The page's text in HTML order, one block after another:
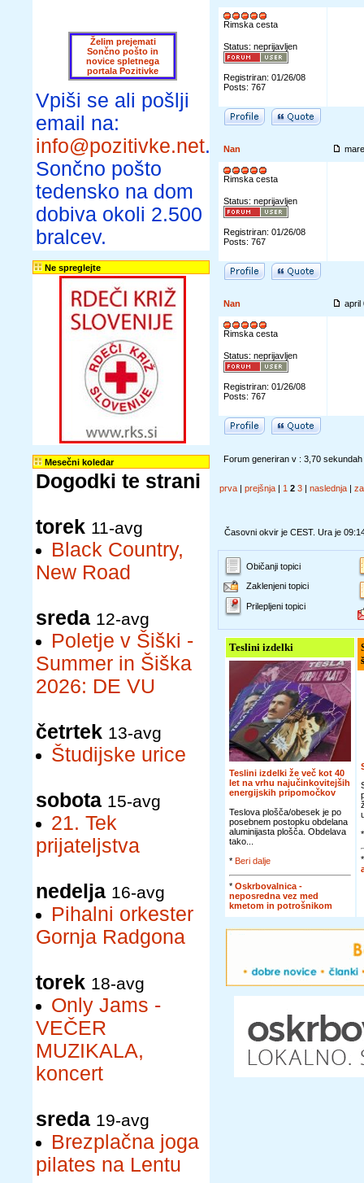
Želim prejemati
Sončno pošto in
novice spletnega
portala Pozitivke
Vpiši se ali pošlji
email na:
info@pozitivke.net.
Sončno pošto
tedensko na dom
dobiva okoli 2.500
bralcev.
Ne spreglejte
Mesečni koledar
Dogodki te strani
torek 11-avg
Black Country,
New Road
sreda 12-avg
Poletje v Šiški -
Summer in Šiška
2026: DE VU
četrtek 13-avg
Študijske urice
sobota 15-avg
21. Tek
prijateljstva
nedelja 16-avg
Pihalni orkester
Gornja Radgona
torek 18-avg
Only Jams -
VEČER
MUZIKALA,
koncert
sreda 19-avg
Brezplačna joga
pilates na Lentu
Rimska cesta
Status: neprijavljen
Registriran: 01/26/08
Posts: 767
Nan
Rimska cesta
Status: neprijavljen
Registriran: 01/26/08
Posts: 767
Nan
Rimska cesta
Status: neprijavljen
Registriran: 01/26/08
Posts: 767
Forum generiran v : 3,70 sekundah
prva | prejšnja | 1 2 3 | naslednja |
Časovni okvir je CEST. Ura je
Običanji topici
Zaklenjeni topici
Prilepljeni topici
Teslini izdelki
Teslini izdelki že več kot 40
let na vrhu najučinkovitejših
energijskih pripomočkov
Teslova plošča/obesek je po
posebnem postopku obdelana
aluminijasta plošča. Obdelava
tako...
* Beri dalje
* Oskrbovalnica -
neposredna vez med
kmetom in potrošnikom